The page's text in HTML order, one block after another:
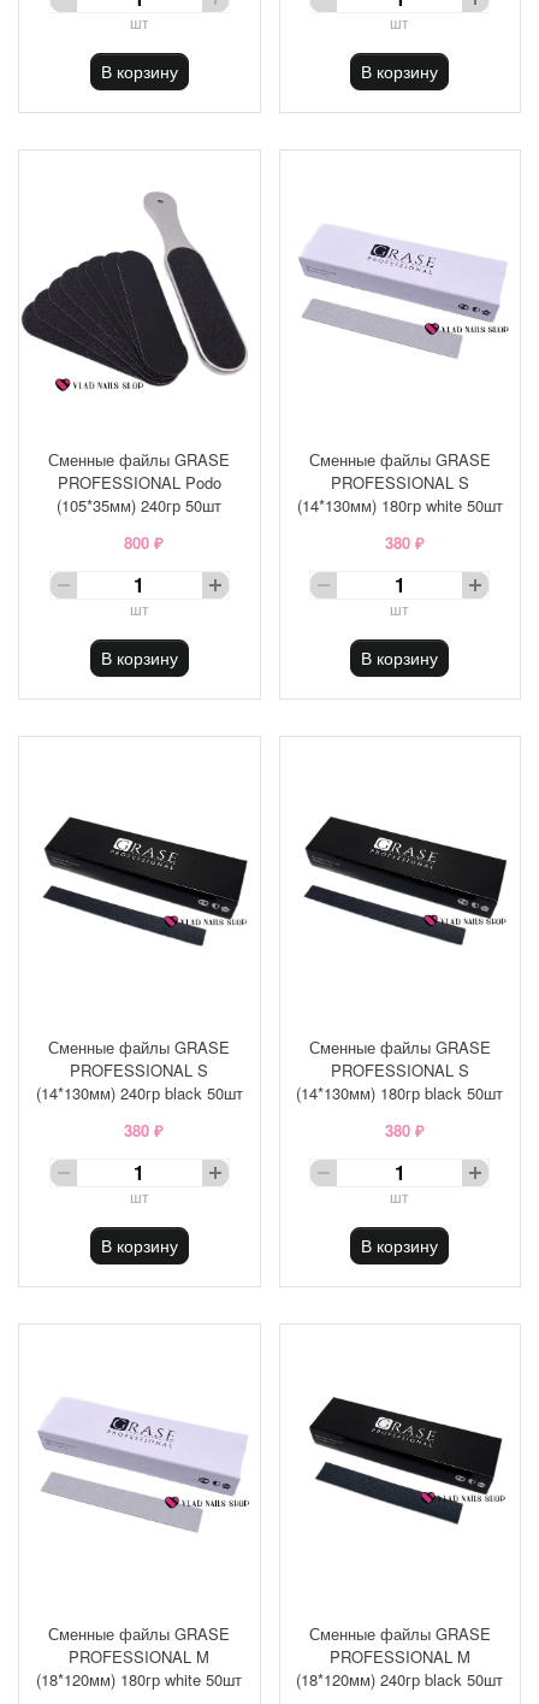
шт
В корзину
шт
В корзину
Сменные файлы GRASE
PROFESSIONAL Podo
(105*35мм) 240гр 50шт
800 ₽
шт
В корзину
Сменные файлы GRASE
PROFESSIONAL S
(14*130мм) 180гр white 50шт
380 ₽
шт
В корзину
Сменные файлы GRASE
PROFESSIONAL S
(14*130мм) 240гр black 50шт
380 ₽
шт
В корзину
Сменные файлы GRASE
PROFESSIONAL S
(14*130мм) 180гр black 50шт
380 ₽
шт
В корзину
Сменные файлы GRASE
PROFESSIONAL M
(18*120мм) 180гр white 50шт
Сменные файлы GRASE
PROFESSIONAL M
(18*120мм) 240гр black 50шт